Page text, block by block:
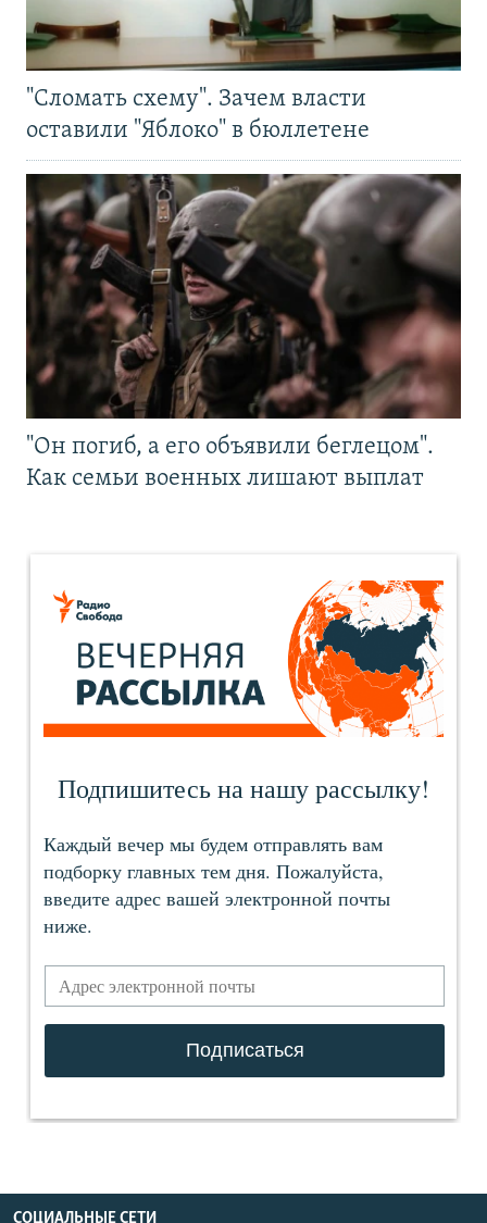
"Сломать схему". Зачем власти
оставили "Яблоко" в бюллетене
"Он погиб, а его объявили беглецом".
Как семьи военных лишают выплат
СОЦИАЛЬНЫЕ СЕТИ